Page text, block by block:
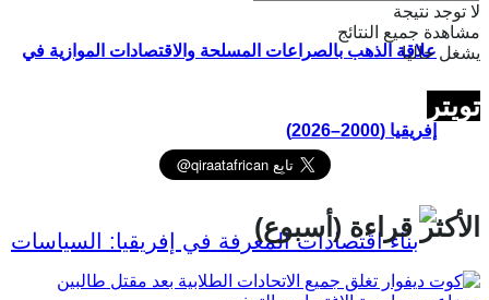
علاقة الذهب بالصراعات المسلحة والاقتصادات الموازية في
إفريقيا (2000–2026)
لا توجد نتيجة
مشاهدة جميع النتائج
يشغل حاليا
تويتر
الأكثر قراءة (أسبوع)